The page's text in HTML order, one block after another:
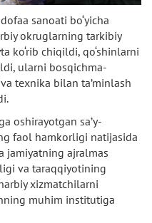
sanoati bo‘yicha
okruglarning tarkibiy
ko‘rib chiqildi, qo‘shinlarni
ularni bosqichma-
texnika bilan ta’minlash
oshirayotgan sa’y-
faol hamkorligi natijasida
jamiyatning ajralmas
va taraqqiyotining
xizmatchilarni
muhim institutiga